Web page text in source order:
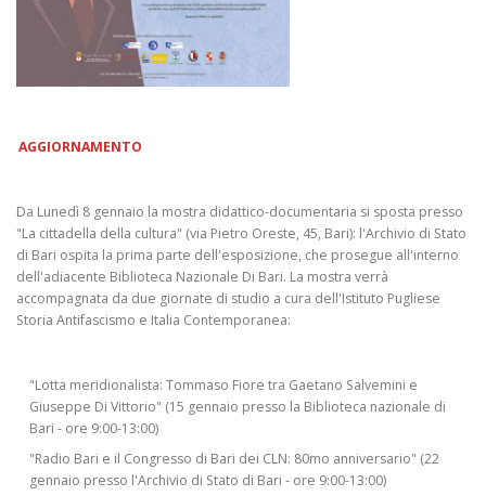
AGGIORNAMENTO
Da Lunedì 8 gennaio la mostra didattico-documentaria si sposta presso
"La cittadella della cultura" (via Pietro Oreste, 45, Bari): l'Archivio di Stato
di Bari ospita la prima parte dell'esposizione, che prosegue all'interno
dell'adiacente Biblioteca Nazionale Di Bari. La mostra verrà
accompagnata da due giornate di studio a cura dell'Istituto Pugliese
Storia Antifascismo e Italia Contemporanea:
"Lotta meridionalista: Tommaso Fiore tra Gaetano Salvemini e
Giuseppe Di Vittorio" (15 gennaio presso la Biblioteca nazionale di
Bari - ore 9:00-13:00)
"Radio Bari e il Congresso di Bari dei CLN: 80mo anniversario" (22
gennaio presso l'Archivio di Stato di Bari - ore 9:00-13:00)